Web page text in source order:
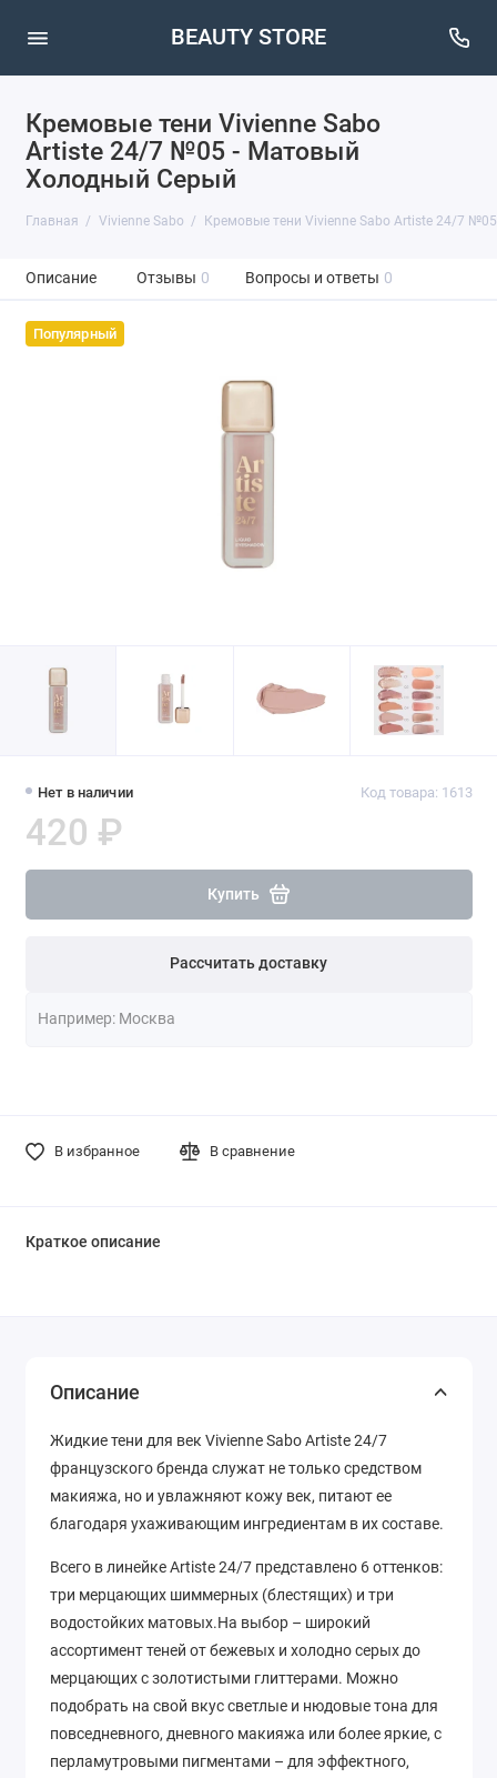
BEAUTY STORE
Кремовые тени Vivienne Sabo
Artiste 24/7 №05 - Матовый
Холодный Серый
Главная Vivienne Sabo Кремовые тени Vivienne Sabo Artiste 24/7
Описание Отзывы 0 Вопросы и ответы 0
Популярный
Нет в наличии Код товара: 1613
420 ₽
Купить
Рассчитать доставку
В избранное В сравнение
Краткое описание
Описание
Жидкие тени для век Vivienne Sabo Artiste 24/7
французского бренда служат не только средством
макияжа, но и увлажняют кожу век, питают ее
благодаря ухаживающим ингредиентам в их составе.
Всего в линейке Artiste 24/7 представлено 6 оттенков:
три мерцающих шиммерных (блестящих) и три
водостойких матовых.На выбор – широкий
ассортимент теней от бежевых и холодно серых до
мерцающих с золотистыми глиттерами. Можно
подобрать на свой вкус светлые и нюдовые тона для
повседневного, дневного макияжа или более яркие, с
перламутровыми пигментами – для эффектного,